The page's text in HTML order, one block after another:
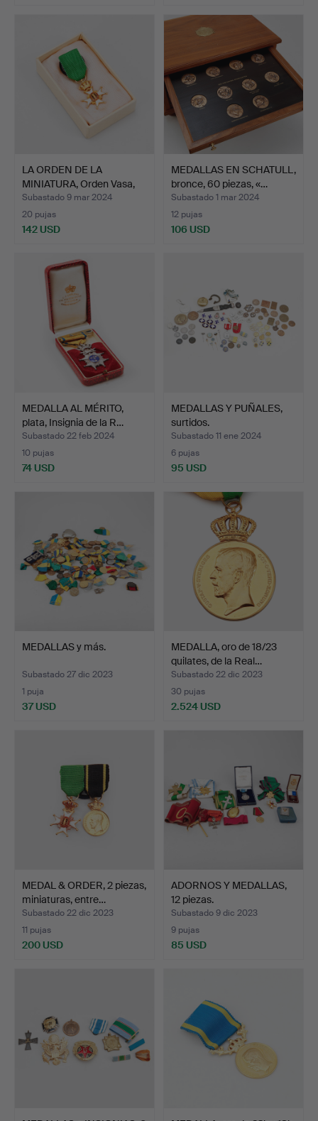
LA ORDEN DE LA
MINIATURA, Orden Vasa,
oro …
Subastado 9 mar 2024
20 pujas
142 USD
MEDALLAS EN SCHATULL,
bronce, 60 piezas, «…
Subastado 1 mar 2024
12 pujas
106 USD
MEDALLA AL MÉRITO,
plata, Insignia de la R…
Subastado 22 feb 2024
10 pujas
74 USD
MEDALLAS Y PUÑALES,
surtidos.
Subastado 11 ene 2024
6 pujas
95 USD
MEDALLAS y más.
Subastado 27 dic 2023
1 puja
37 USD
MEDALLA, oro de 18/23
quilates, de la Real…
Subastado 22 dic 2023
30 pujas
2.524 USD
MEDAL & ORDER, 2 piezas,
miniaturas, entre…
Subastado 22 dic 2023
11 pujas
200 USD
ADORNOS Y MEDALLAS,
12 piezas.
Subastado 9 dic 2023
9 pujas
85 USD